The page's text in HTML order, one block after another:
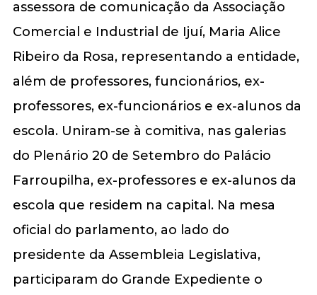
assessora de comunicação da Associação
Comercial e Industrial de Ijuí, Maria Alice
Ribeiro da Rosa, representando a entidade,
além de professores, funcionários, ex-
professores, ex-funcionários e ex-alunos da
escola. Uniram-se à comitiva, nas galerias
do Plenário 20 de Setembro do Palácio
Farroupilha, ex-professores e ex-alunos da
escola que residem na capital. Na mesa
oficial do parlamento, ao lado do
presidente da Assembleia Legislativa,
participaram do Grande Expediente o